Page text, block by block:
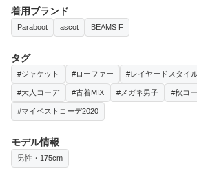
着用ブランド
Paraboot ascot BEAMS F
タグ
#ジャケット #ローファー #レイヤードスタイ
#大人コーデ #古着MIX #メガネ男子 #秋コ
#マイベストコーデ2020
モデル情報
男性・175cm